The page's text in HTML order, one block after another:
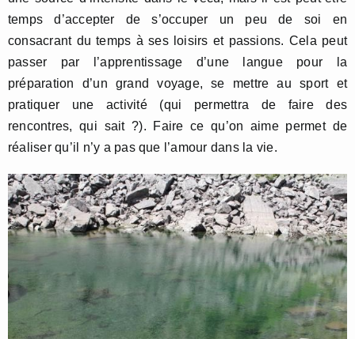
temps d’accepter de s’occuper un peu de soi en
consacrant du temps à ses loisirs et passions. Cela peut
passer par l’apprentissage d’une langue pour la
préparation d’un grand voyage, se mettre au sport et
pratiquer une activité (qui permettra de faire des
rencontres, qui sait ?). Faire ce qu’on aime permet de
réaliser qu’il n’y a pas que l’amour dans la vie.